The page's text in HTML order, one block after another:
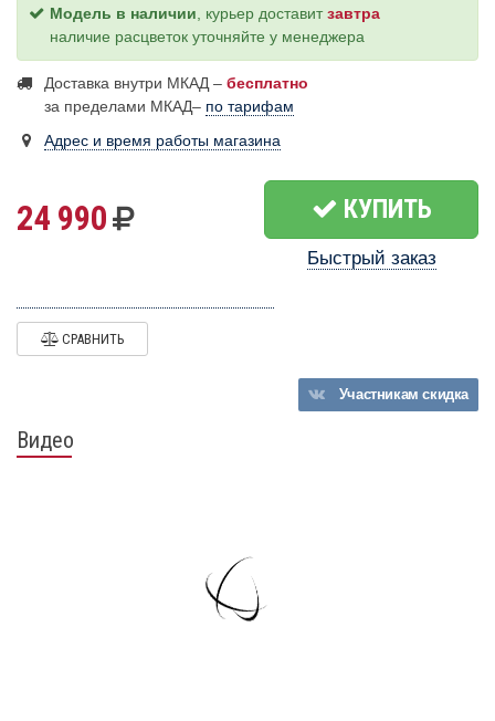
Модель в наличии, курьер доставитзавтра
наличие расцветок уточняйте у менеджера
Доставка внутри МКАД – бесплатно
за пределами МКАД– по тарифам
Адрес и время работы магазина
24 990 КУПИТЬ
Быстрый заказ
СРАВНИТЬ
Участникамскидка
Видео